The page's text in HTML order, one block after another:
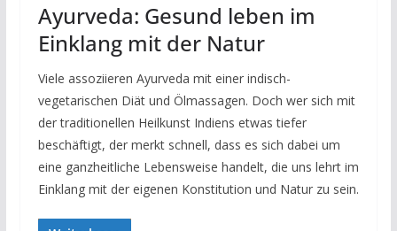
Ayurveda: Gesund leben im
Einklang mit der Natur
Viele assoziieren Ayurveda mit einer indisch-
vegetarischen Diät und Ölmassagen. Doch wer sich mit
der traditionellen Heilkunst Indiens etwas tiefer
beschäftigt, der merkt schnell, dass es sich dabei um
eine ganzheitliche Lebensweise handelt, die uns lehrt im
Einklang mit der eigenen Konstitution und Natur zu sein.